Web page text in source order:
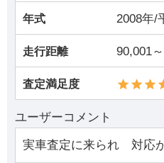
年式 2008年/
走行距離 90,001
査定満足度
ユーザーコメント
実車査定に来られ 対応